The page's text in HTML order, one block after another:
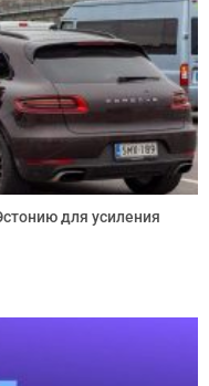
для усиления